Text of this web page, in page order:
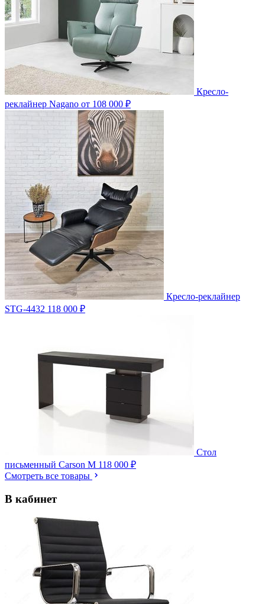
Кресло-
реклайнер Nagano от 108 000 ₽
Кресло-реклайнер
STG-4432 118 000 ₽
Стол
письменный Carson M 118 000 ₽
Смотреть все товары
В кабинет